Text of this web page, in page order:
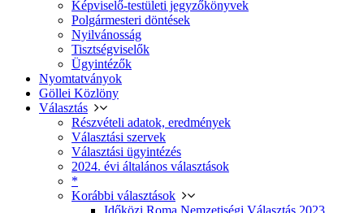
Képviselő-testületi jegyzőkönyvek
Polgármesteri döntések
Nyilvánosság
Tisztségviselők
Ügyintézők
Nyomtatványok
Göllei Közlöny
Választás
Részvételi adatok, eredmények
Választási szervek
Választási ügyintézés
2024. évi általános választások
*
Korábbi választások
Időközi Roma Nemzetiségi Választás 2023